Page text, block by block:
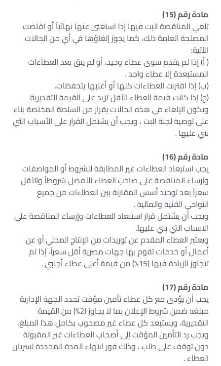
مادة رقم (15)
تلغي المناقصة البت فيها إذا استغنى عنها نهائياً أو اقتضت
المصلحة العامة ذلك، كما يجوز إلغاؤها في أي من الحالات
الآتية:
( أ) إذا لم يقدم سوى عطاء وحيد، أو لم يبق بعد العطاءات
المستبعدة إلا عطاء واحد .
(ب) إذا اقترنت العطاءات كلها أو أغلبها بتحفظات.
(ج) إذا كانت قيمة العطاء الأقل تزيد على القيمة التقديرية
ويكون الإلغاء في هذه الحالات بقرار من السلطة المختصة بناء
على توصية لجنة البت ، ويجب أن يشتمل القرار على الأسباب التي
بني عليها .
مادة رقم (16)
يجب استبعاد العطاءات غير المطابقة للشروط أو المواصفات
وإرساء المناقصة على صاحب العطاء الأفضل شروطاً والأقل
سعراً بعد توحيد أسس المقارنة بين العطاءات من جميع
النواحي الفنية والمالية .
ويجب أن يشتمل قرار استبعاد العطاءات وإرساء المناقصة على
الاسباب التي بني عليها.
ويعتبر العطاء المقدم عن توريدات من الإنتاج المحلي أو عن
أعمال أو خدمات تقوم بها جهات مصرية أقل سعراً، إذا لم
تتجاوز الزيادة فيها (15%) من قيمة أعلى عطاء أجنبي .
مادة رقم (17)
يجب أن يؤدى مع كل عطاء تأمين مؤقت تحدد الجهة الإدارية
مبلغه ضمن شروط الإعلان بما لا يجاوز (2%) من القيمة
التقديرية، ويستبعد كل عطاء غير مصحوب بكامل هذا المبلغ.
ويجب رد التأمين المؤقت إلى أصحاب العطاءات غير المقبولة
دون توقف على طلب ، وذلك فور انتهاء المدة المحددة لسريان
العطاء .